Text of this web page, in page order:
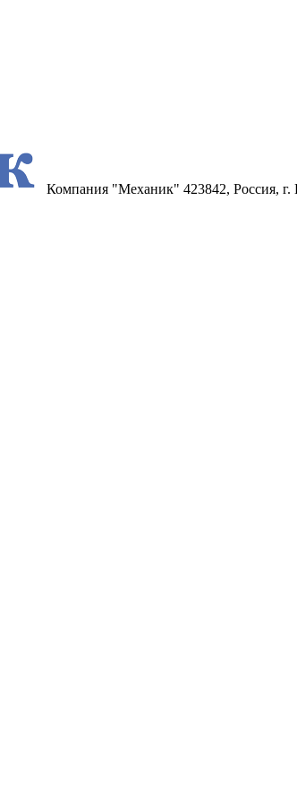
Компания "Механик" 423842, Россия,